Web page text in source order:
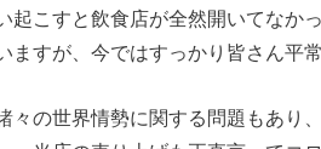
起こすと飲食店が全然開いてなか
ますが、今ではすっかり皆さん平
々の世界情勢に関する問題もあり